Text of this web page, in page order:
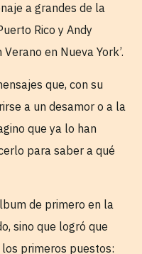
a grandes de la
Rico y Andy
Verano en Nueva York’.
que, con su
a un desamor o a la
que ya lo han
para saber a qué
de primero en la
sino que logró que
primeros puestos: